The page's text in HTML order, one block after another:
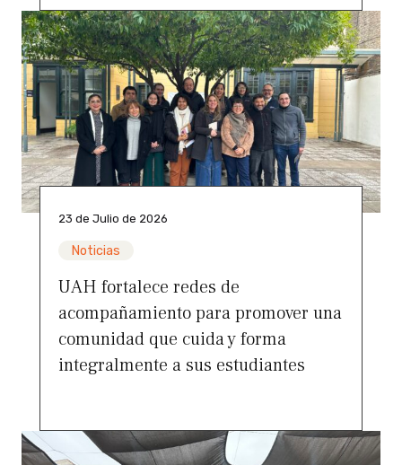
23 de Julio de 2026
Noticias
UAH fortalece redes de
acompañamiento para promover una
comunidad que cuida y forma
integralmente a sus estudiantes